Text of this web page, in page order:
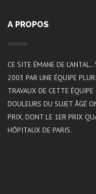
A PROPOS
CE SITE ÉMANE DE
2003 PAR UNE ÉQUIPE
TRAVAUX DE CETTE ÉQUIPE
DOULEURS DU SUJET ÂGÉ
PRIX, DONT LE 1ER PRIX
HÔPITAUX DE PARIS.